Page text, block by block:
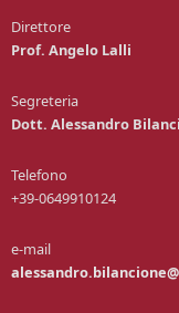
Direttore
Prof. Angelo Lalli
Segreteria
Dott. Alessandro
Telefono
+39-0649910124
e-mail